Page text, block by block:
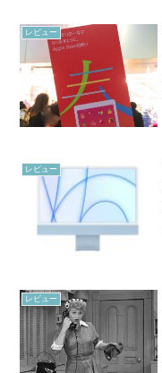
レビュー
レビュー
レビュー